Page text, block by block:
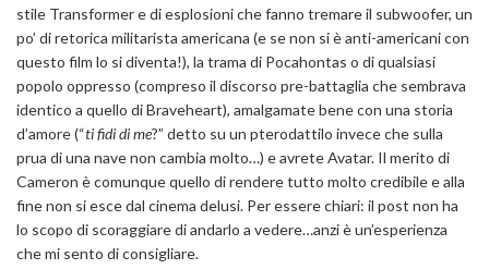
stile Transformer e di esplosioni che fanno tremare il subwoofer, un
po’ di retorica militarista americana (e se non si è anti-americani con
questo film lo si diventa!), la trama di Pocahontas o di qualsiasi
popolo oppresso (compreso il discorso pre-battaglia che sembrava
identico a quello di Braveheart), amalgamate bene con una storia
d’amore (“ti fidi di me?” detto su un pterodattilo invece che sulla
prua di una nave non cambia molto…) e avrete Avatar. Il merito di
Cameron è comunque quello di rendere tutto molto credibile e alla
fine non si esce dal cinema delusi. Per essere chiari: il post non ha
lo scopo di scoraggiare di andarlo a vedere…anzi è un’esperienza
che mi sento di consigliare.